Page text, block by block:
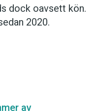
dock oavsett kön.
2020.
av